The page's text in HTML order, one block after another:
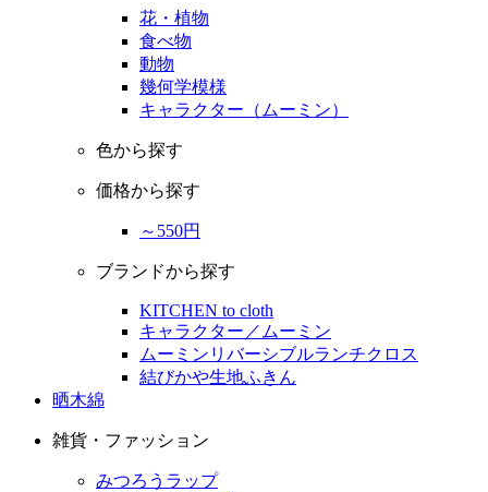
花・植物
食べ物
動物
幾何学模様
キャラクター（ムーミン）
色から探す
価格から探す
～550円
ブランドから探す
KITCHEN to cloth
キャラクター／ムーミン
ムーミンリバーシブルランチクロス
結びかや生地ふきん
晒木綿
雑貨・ファッション
みつろうラップ